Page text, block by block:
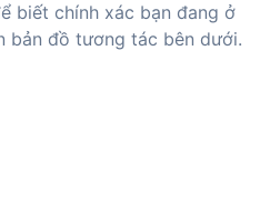
biết chính xác bạn đang ở
bản đồ tương tác bên dưới.